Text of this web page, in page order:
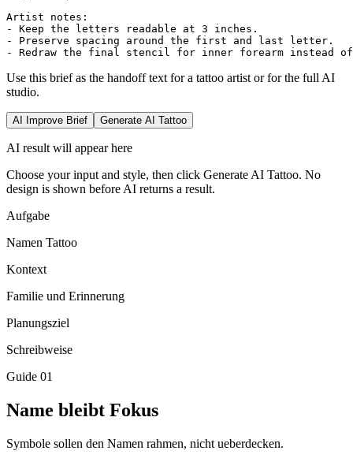
Artist notes:
- Keep the letters readable at 3 inches.
- Preserve spacing around the first and last letter.
- Redraw the final stencil for inner forearm instead
Use this brief as the handoff text for a tattoo artist or for the full AI
studio.
AI Improve Brief Generate AI Tattoo
AI result will appear here
Choose your input and style, then click Generate AI Tattoo. No
design is shown before AI returns a result.
Aufgabe
Namen Tattoo
Kontext
Familie und Erinnerung
Planungsziel
Schreibweise
Guide 01
Name bleibt Fokus
Symbole sollen den Namen rahmen, nicht ueberdecken.